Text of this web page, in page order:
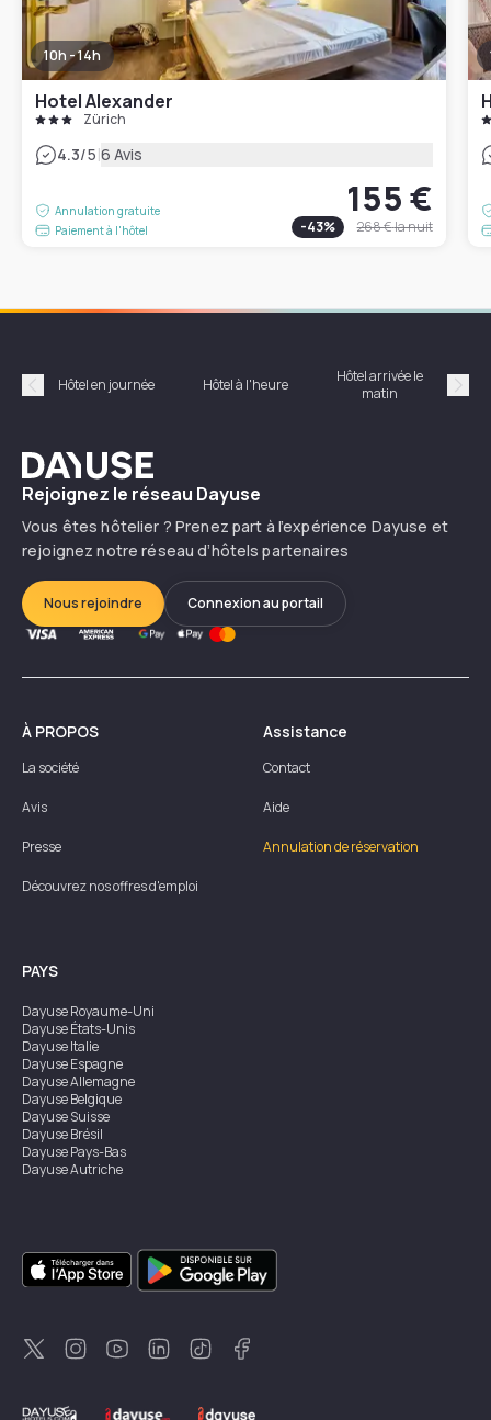
10h - 14h
Hotel Alexander
Zürich
4.3/5|6 Avis
Annulation gratuite
Paiement à l'hôtel
155 €
-43% 268 €la nuit
Précédent
Hôtel en journée Hôtel à l'heure
Hôtel arrivée le
matin
Dayuse
Rejoignez le réseau Dayuse
Vous êtes hôtelier ? Prenez part à l’expérience Dayuse et
rejoignez notre réseau d’hôtels partenaires
Nous rejoindre Connexion au portail
À PROPOS
La société
Avis
Presse
Découvrez nos offres d'emploi
Assistance
Contact
Aide
Annulation de réservation
PAYS
DayuseRoyaume-Uni
DayuseÉtats-Unis
DayuseItalie
DayuseEspagne
DayuseAllemagne
DayuseBelgique
DayuseSuisse
DayuseBrésil
DayusePays-Bas
DayuseAutriche
DayuseSingapour
DayuseSuède
DayuseThaïlande
DayuseNouvelle-Zélande
DayuseTurquie